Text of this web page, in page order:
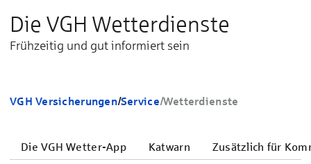
Die VGH Wetterdienste
Frühzeitig und gut informiert sein
VGH Versicherungen/Service/Wetterdienste
Die VGH Wetter-App Katwarn Zusätzlich für